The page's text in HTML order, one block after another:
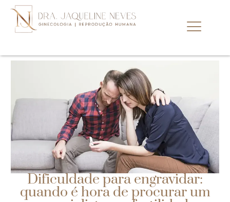
Dificuldade para engravidar:
quando é hora de procurar um